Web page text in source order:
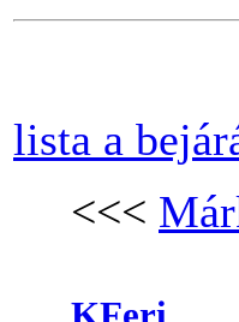
lista a
<<<